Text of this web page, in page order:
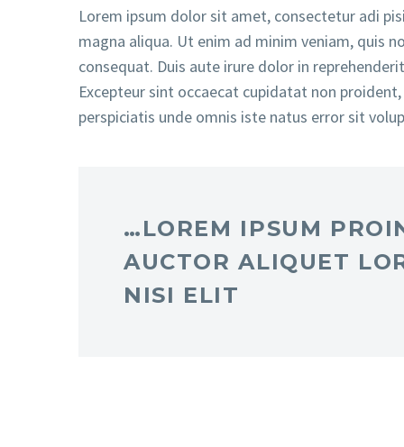
Lorem ipsum dolor sit amet, consectetur adi
magna aliqua. Ut enim ad minim veniam, quis
consequat. Duis aute irure dolor in
Excepteur sint occaecat cupidatat non
perspiciatis unde omnis iste natus error sit
…LOREM IPSUM
AUCTOR ALIQUET
NISI ELIT